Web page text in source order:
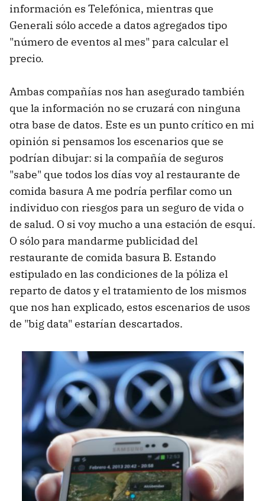
información es Telefónica, mientras que
Generali sólo accede a datos agregados tipo
"número de eventos al mes" para calcular el
precio.
Ambas compañías nos han asegurado también
que la información no se cruzará con ninguna
otra base de datos. Este es un punto crítico en mi
opinión si pensamos los escenarios que se
podrían dibujar: si la compañía de seguros
"sabe" que todos los días voy al restaurante de
comida basura A me podría perfilar como un
individuo con riesgos para un seguro de vida o
de salud. O si voy mucho a una estación de esquí.
O sólo para mandarme publicidad del
restaurante de comida basura B. Estando
estipulado en las condiciones de la póliza el
reparto de datos y el tratamiento de los mismos
que nos han explicado, estos escenarios de usos
de "big data" estarían descartados.